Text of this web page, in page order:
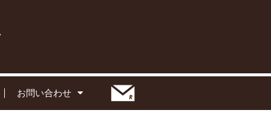
お問い合わせ